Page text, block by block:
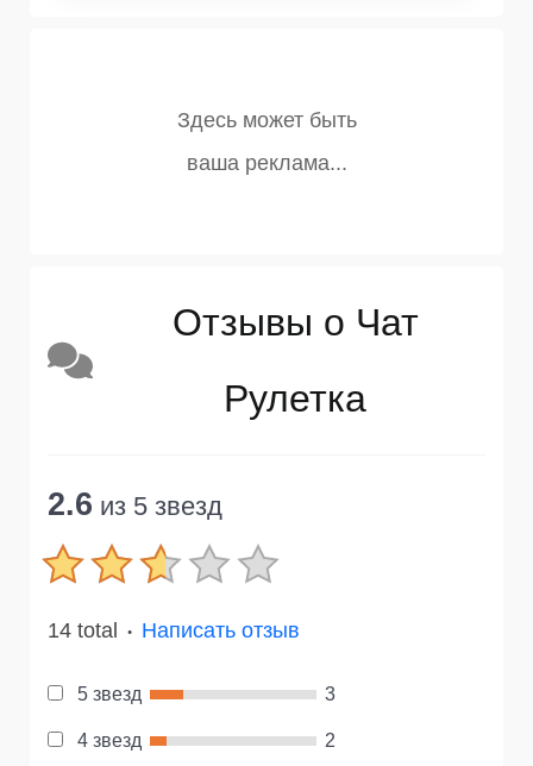
Отзывы о Чат
Рулетка
2.6 из 5 звезд
14 total ● Написать отзыв
5 звезд 3
4 звезд 2